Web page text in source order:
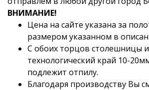
ВНИМАНИЕ!
Цена на сайте указана за
размером указанном в
С обоих торцов столешницы
технологический край 10-
подлежит отпилу.
Благодаря производству Вы